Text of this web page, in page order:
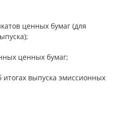
ценных бумаг (для
ценных бумаг;
итогах выпуска эмиссионных